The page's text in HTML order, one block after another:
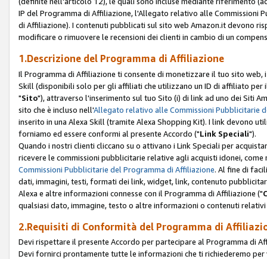
IP del Programma di Affiliazione, l'Allegato relativo alle Commissioni
di Affiliazione). I contenuti pubblicati sul sito web Amazon.it devono
modificare o rimuovere le recensioni dei clienti in cambio di un
1.Descrizione del Programma di Affiliazione
Il Programma di Affiliazione ti consente di monetizzare il tuo sito
Skill (disponibili solo per gli affiliati che utilizzano un ID di affiliato per
"Sito"), attraverso l'inserimento sul tuo Sito (i) di link ad uno dei Siti
sito che è incluso nell'Allegato relativo alle Commissioni Pubblicitarie
inserito in una Alexa Skill (tramite Alexa Shopping Kit). I link devono
forniamo ed essere conformi al presente Accordo ("Link Speciali").
Quando i nostri clienti cliccano su o attivano i Link Speciali per
ricevere le commissioni pubblicitarie relative agli acquisti idonei,
Commissioni Pubblicitarie del Programma di Affiliazione. Al fine di
dati, immagini, testi, formati dei link, widget, link, contenuto
Alexa e altre informazioni connesse con il Programma di Affiliazione ("
qualsiasi dato, immagine, testo o altre informazioni o contenuti
2.Requisiti di Conformità del Programma di
Devi rispettare il presente Accordo per partecipare al Programma di
Devi fornirci prontamente tutte le informazioni che ti richiederemo